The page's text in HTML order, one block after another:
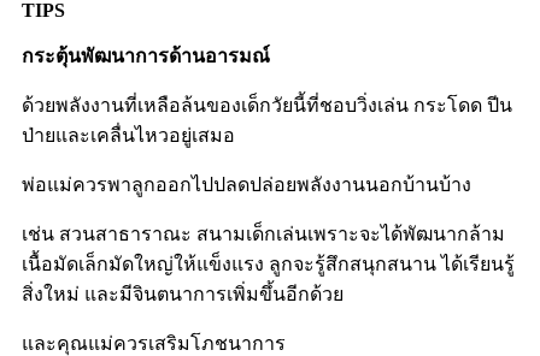
TIPS
กระตุ้นพัฒนาการด้านอารมณ์
ด้วยพลังงานที่เหลือล้นของเด็กวัยนี้ที่ชอบวิ่งเล่น กระโดด ปีน
ป่ายและเคลื่นไหวอยู่เสมอ
พ่อแม่ควรพาลูกออกไปปลดปล่อยพลังงานนอกบ้านบ้าง
เช่น สวนสาธาราณะ สนามเด็กเล่นเพราะจะได้พัฒนากล้าม
เนื้อมัดเล็กมัดใหญ่ให้แข็งแรง ลูกจะรู้สึกสนุกสนาน ได้เรียนรู้
สิ่งใหม่ และมีจินตนาการเพิ่มขึ้นอีกด้วย
และคุณแม่ควรเสริมโภชนาการ